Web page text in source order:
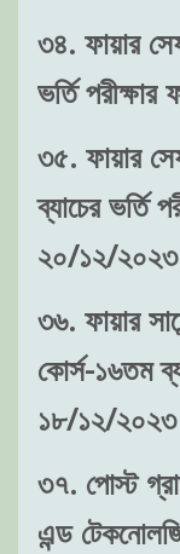
৩৪. ফায়ার
ভর্তি
৩৫. ফায়ার
ব্যাচের ভর্তি
২০/১২/
৩৬. ফায়ার
কোর্স-১৬তম
১৮/১২/
৩৭. পোস্ট
এন্ড